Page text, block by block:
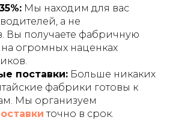
Мы находим для вас
а не
Вы получаете фабричную
огромных наценках
поставки: Больше никаких
фабрики готовы к
Мы организуем
точно в срок.